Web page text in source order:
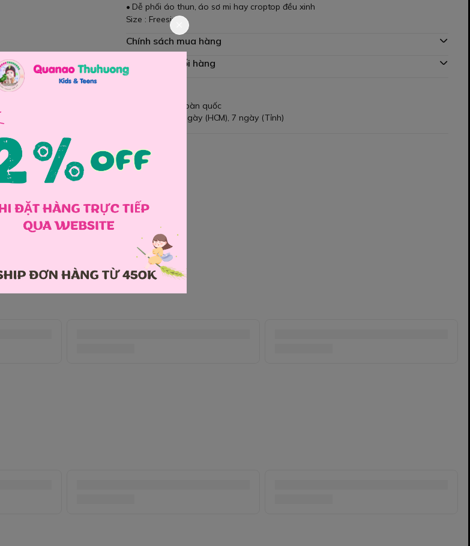
• Dễ phối áo thun, áo sơ mi hay croptop đều xinh
Size : Freesize
Chính sách mua hàng
Chính sách đổi hàng
Giao hàng toàn quốc
Đổi hàng 3 ngày (HCM), 7 ngày (Tỉnh)
Chia sẻ